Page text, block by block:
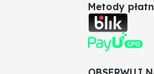
Metody